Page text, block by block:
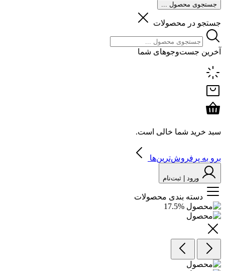
جستجوی محصول ...
جستجو در محصولات
آخرین جست‌وجوهای شما
سبد خرید شما خالی است.
برو به پرفروش‌ترین‌ها
ورود | ثبت‌نام
دسته بندی محصولات
17.5%